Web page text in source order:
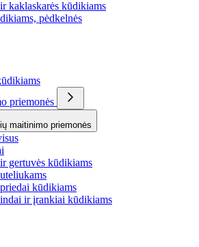
kaklaskarės kūdikiams
pėdkelnės
priemonės
maitinimo priemonės
gertuvės kūdikiams
kūdikiams
ir įrankiai kūdikiams